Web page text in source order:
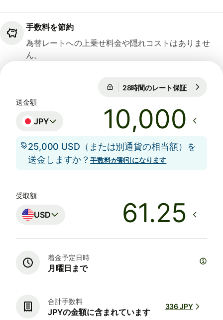
手数料を節約
為替レートへの上乗せ料金や隠れコストはありませ
ん。
28時間のレート保証
送金額
JPY
25,000 USD（または別通貨の相当額）を
送金しますか？手数料が割引になります
受取額
USD
着金予定日時
月曜日まで
合計手数料
JPYの金額に含まれています
336 JPY